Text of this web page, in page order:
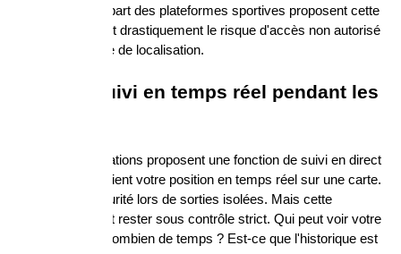
Komoot et la plupart des plateformes sportives proposent cette
option - elle réduit drastiquement le risque d'accès non autorisé
à votre historique de localisation.
Éviter le suivi en temps réel pendant les
Certaines applications proposent une fonction de suivi en direct
: vos proches voient votre position en temps réel sur une carte.
Utile pour la sécurité lors de sorties isolées. Mais cette
fonctionnalité doit rester sous contrôle strict. Qui peut voir votre
position ? Pour combien de temps ? Est-ce que l'historique est